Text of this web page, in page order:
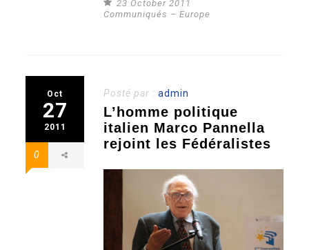
23 October 2011
Communiqués – Europe
Oct
27
2011
0
Posté par :admin
L’homme politique
italien Marco Pannella
rejoint les Fédéralistes